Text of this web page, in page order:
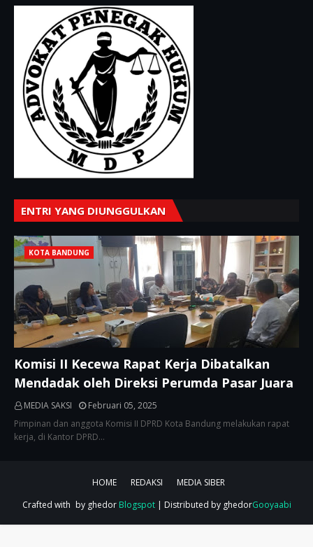
ENTRI YANG DIUNGGULKAN
KOTA BANDUNG
Komisi II Kecewa Rapat Kerja Dibatalkan
Mendadak oleh Direksi Perumda Pasar Juara
MEDIA SAKSI
Februari 05, 2025
Pimpinan dan anggota Komisi II DPRD Kota Bandung melakukan rapat
kerja, di Kantor DPRD…
HOME REDAKSI
MEDIA SIBER
Crafted with by ghedor Blogspot| Distributed by ghedorGooyaabi